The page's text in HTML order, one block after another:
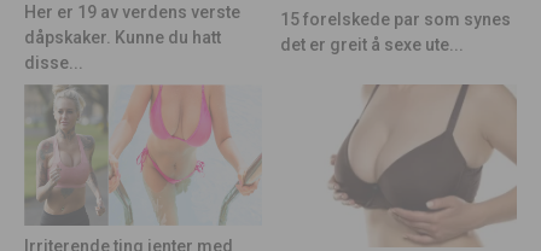
Her er 19 av verdens verste
dåpskaker. Kunne du hatt
disse...
15 forelskede par som synes
det er greit å sexe ute...
Irriterende ting jenter med